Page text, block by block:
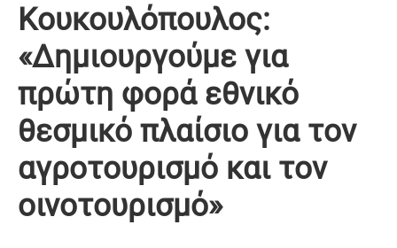
Κουκουλόπουλος:
«Δημιουργούμε για
πρώτη φορά εθνικό
θεσμικό πλαίσιο για τον
αγροτουρισμό και τον
οινοτουρισμό»